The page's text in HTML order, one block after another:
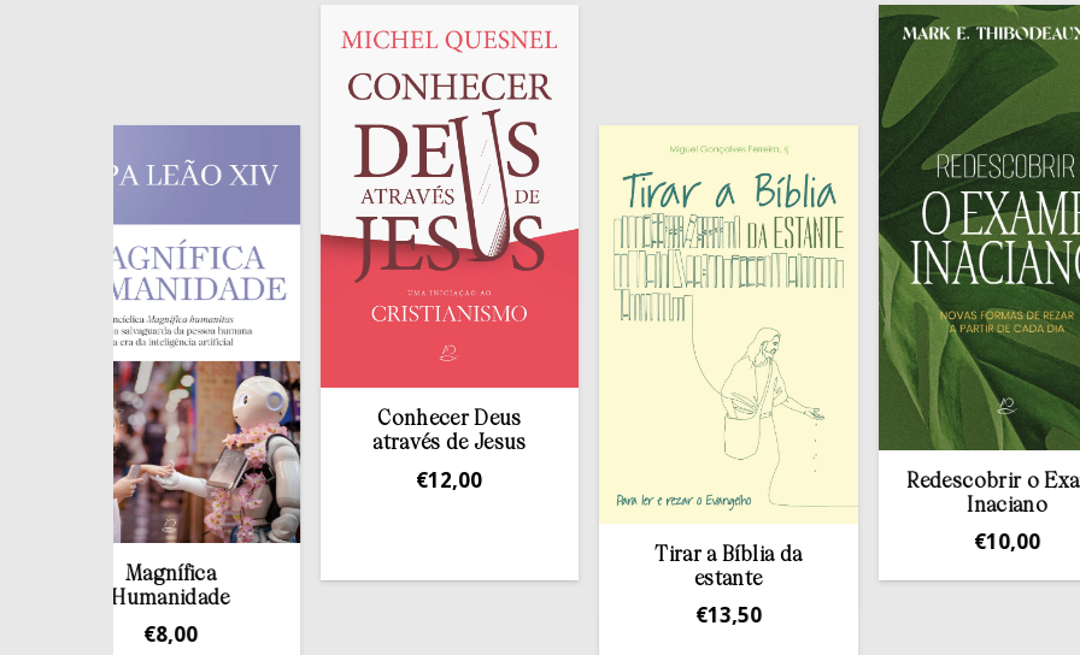
Magnífica
Humanidade
Conhecer Deus
através de Jesus
Tirar a Bíblia da
estante
Redescobrir o Exame
Inaciano